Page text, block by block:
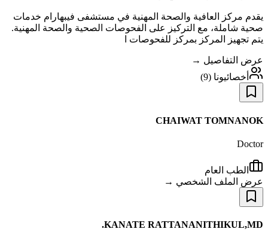
يقدم مركز العافية والصحة المهنية في مستشفى فيبهارام خدمات
صحية شاملة، مع التركيز على الفحوصات الصحية والصحة المهنية.
يتم تجهيز المركز بمركز للفحوصات ا
عرض التفاصيل →
أخصائيونا (
9
)
CHAIWAT TOMNANOK
Doctor
الطب العام
عرض الملف الشخصي →
KANATE RATTANANITHIKUL,MD.